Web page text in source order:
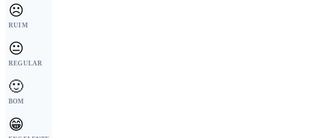
☹️
RUIM
😐
REGULAR
🙂
BOM
😁